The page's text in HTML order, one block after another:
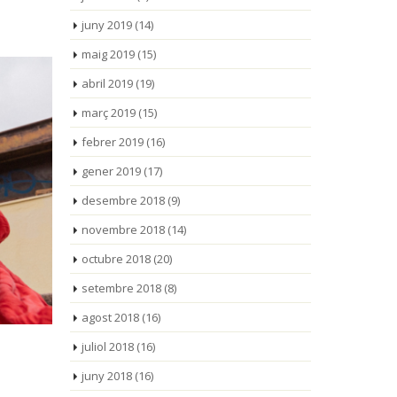
juny 2019(14)
maig 2019(15)
abril 2019(19)
març 2019(15)
febrer 2019(16)
gener 2019(17)
desembre 2018(9)
novembre 2018(14)
octubre 2018(20)
setembre 2018(8)
agost 2018(16)
juliol 2018(16)
juny 2018(16)